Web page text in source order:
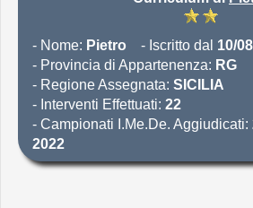
- Nome: Pietro - Iscritto dal 10/
- Provincia di Appartenenza: RG
- Regione Assegnata: SICILIA
- Interventi Effettuati: 22
- Campionati I.Me.De. Aggiudicati:
2022